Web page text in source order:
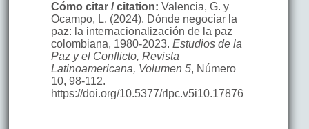
Cómo citar / citation: Valencia, G. y
Ocampo, L. (2024). Dónde negociar la
paz: la internacionalización de la paz
colombiana, 1980-2023. Estudios de la
Paz y el Conflicto, Revista
Latinoamericana, Volumen 5, Número
10, 98-112.
https://doi.org/10.5377/rlpc.v5i10.17876